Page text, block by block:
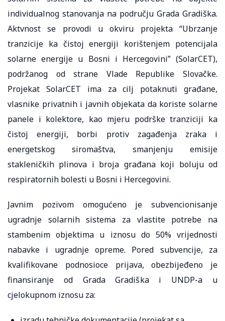
individualnog stanovanja na području Grada Gradiška.
Aktvnost se provodi u okviru projekta “Ubrzanje
tranzicije ka čistoj energiji korištenjem potencijala
solarne energije u Bosni i Hercegovini” (SolarCET),
podržanog od strane Vlade Republike Slovačke.
Projekat SolarCET ima za cilj potaknuti građane,
vlasnike privatnih i javnih objekata da koriste solarne
panele i kolektore, kao mjeru podrške tranziciji ka
čistoj energiji, borbi protiv zagađenja zraka i
energetskog siromaštva, smanjenju emisije
stakleničkih plinova i broja građana koji boluju od
respiratornih bolesti u Bosni i Hercegovini.
Javnim pozivom omogućeno je subvencionisanje
ugradnje solarnih sistema za vlastite potrebe na
stambenim objektima u iznosu do 50% vrijednosti
nabavke i ugradnje opreme. Pored subvencije, za
kvalifikovane podnosioce prijava, obezbijeđeno je
finansiranje od Grada Gradiška i UNDP-a u
cjelokupnom iznosu za: